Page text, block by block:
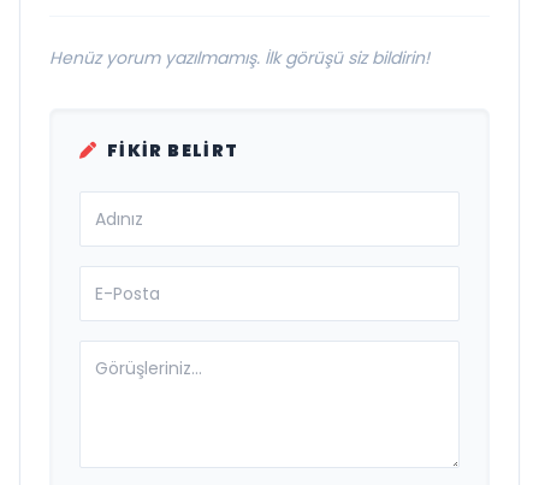
Henüz yorum yazılmamış. İlk görüşü siz bildirin!
FIKIR BELIRT